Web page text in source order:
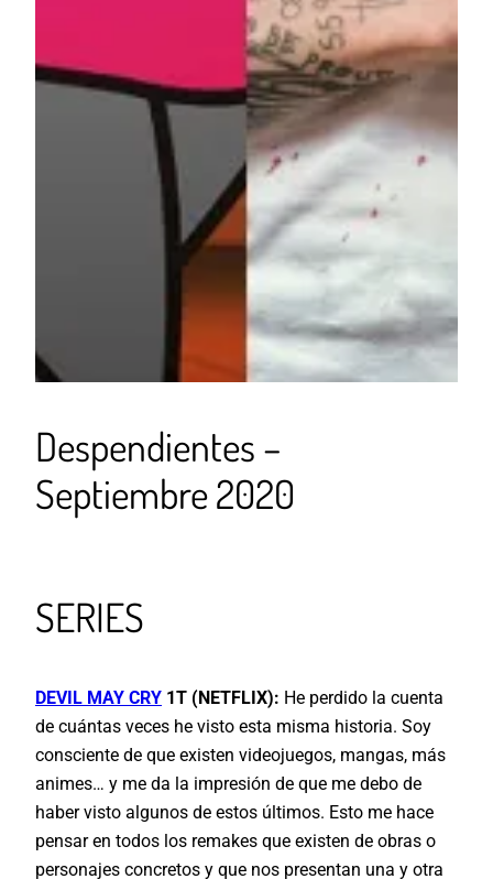
Despendientes –
Septiembre 2020
SERIES
DEVIL MAY CRY 1T (NETFLIX): He perdido la cuenta
de cuántas veces he visto esta misma historia. Soy
consciente de que existen videojuegos, mangas, más
animes… y me da la impresión de que me debo de
haber visto algunos de estos últimos. Esto me hace
pensar en todos los remakes que existen de obras o
personajes concretos y que nos presentan una y otra